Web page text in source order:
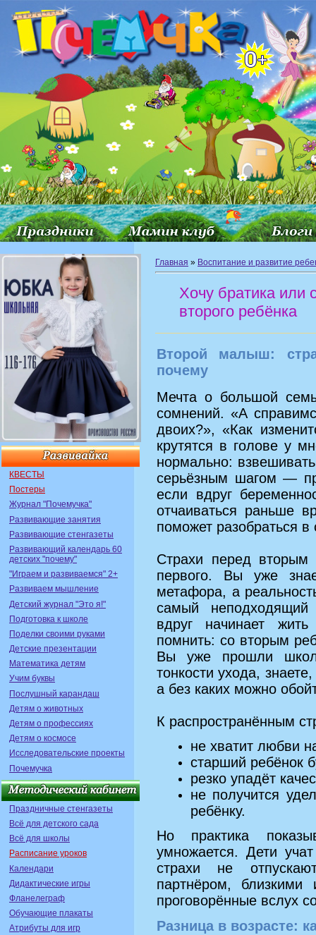
КВЕСТЫ
Постеры
Журнал "Почемучка"
Развивающие занятия
Развивающие стенгазеты
Развивающий календарь 60
детских "почему"
"Играем и развиваемся" 2+
Развиваем мышление
Детский журнал "Это я!"
Подготовка к школе
Поделки своими руками
Детские презентации
Математика детям
Учим буквы
Послушный карандаш
Детям о животных
Детям о профессиях
Детям о космосе
Исследовательские проекты
Почемучка
Праздничные стенгазеты
Всё для детского сада
Всё для школы
Расписание уроков
Календари
Дидактические игры
Фланелеграф
Обучающие плакаты
Атрибуты для игр
Главная » Воспитание и развитие
Хочу братика или
второго ребёнка
Второй малыш:
почему
Мечта о большой
сомнений. «А
двоих?», «Как
крутятся в голове у
нормально:
серьёзным шагом —
если вдруг
отчаиваться
поможет разобраться в
Страхи перед вторым
первого. Вы уже
метафора, а
самый
вдруг начинает
помнить: со вторым
Вы уже прошли
тонкости ухода,
а без каких можно
К распространённым
не хватит любви
старший ребёнок
резко упадёт
не получится
ребёнку.
Но практика
умножается. Дети
страхи не
партнёром,
проговорённые вслух
Разница в возрасте: